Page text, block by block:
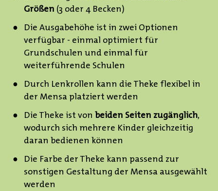
Größen (3 oder 4 Becken)
Die Ausgabehöhe ist in zwei Optionen
verfügbar - einmal optimiert für
Grundschulen und einmal für
weiterführende Schulen
Durch Lenkrollen kann die Theke flexibel in
der Mensa platziert werden
Die Theke ist von beiden Seiten zugänglich,
wodurch sich mehrere Kinder gleichzeitig
daran bedienen können
Die Farbe der Theke kann passend zur
sonstigen Gestaltung der Mensa ausgewählt
werden